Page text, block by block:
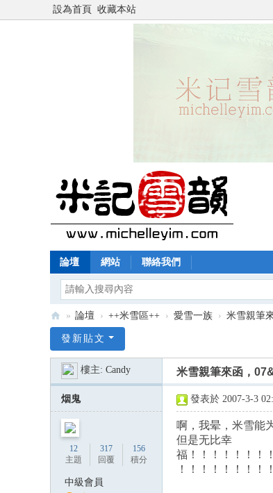
設為首頁 收藏本站
論壇 網站 聯絡我們
米
» 論壇 › ++米雪區++ › 愛雪一族 › 米雪親筆
發新貼文
樓主: Candy 米雪親筆來函，
烟鬼
12
主題
317
回覆
156
積分
中級會員
發表於 2007-3-3
啊，我晕，米雪能
但是无比幸
福！！！！！！！
！！！！！！！